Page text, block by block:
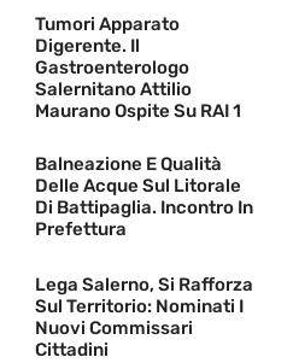
Tumori Apparato
Digerente. Il
Gastroenterologo
Salernitano Attilio
Maurano Ospite Su RAI 1
Balneazione E Qualità
Delle Acque Sul Litorale
Di Battipaglia. Incontro In
Prefettura
Lega Salerno, Si Rafforza
Sul Territorio: Nominati I
Nuovi Commissari
Cittadini